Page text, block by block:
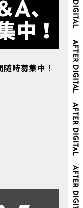
時募集中！